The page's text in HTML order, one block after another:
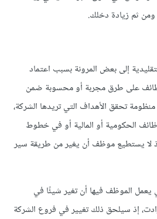
ثم زيادة دخلك.
إلى بعض المرونة بسبب اعتماد
على طرق مجربة أو محسوبة ضمن
تحقق الأهداف التي تريدها الشركة،
الحكومية أو المالية أو في خطوط
إذ لا يستطيع موظف أن يغير من طريقة سير
يعمل الموظف فيها أن تغير شيئًا في
إذ سيلحق ذلك تغيير في فروع الشركة